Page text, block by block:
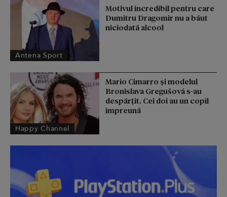
Antena Sport
Motivul incredibil pentru care
Dumitru Dragomir nu a băut
niciodată alcool
Happy Channel
Mario Cimarro și modelul
Bronislava Gregušová s-au
despărțit. Cei doi au un copil
împreună